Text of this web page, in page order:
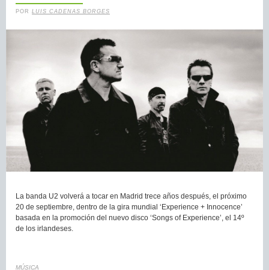
POR LUIS CADENAS BORGES
La banda U2 volverá a tocar en Madrid trece años después, el próximo
20 de septiembre, dentro de la gira mundial ‘Experience + Innocence’
basada en la promoción del nuevo disco ‘Songs of Experience’, el 14º
de los irlandeses.
MÚSICA